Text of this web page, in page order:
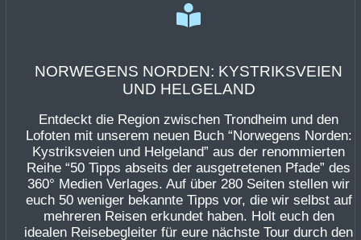
NORWEGENS NORDEN: KYSTRIKSVEIEN
UND HELGELAND
Entdeckt die Region zwischen Trondheim und den
Lofoten mit unserem neuen Buch “Norwegens Norden:
Kystriksveien und Helgeland” aus der renommierten
Reihe “50 Tipps abseits der ausgetretenen Pfade” des
360° Medien Verlages. Auf über 280 Seiten stellen wir
euch 50 weniger bekannte Tipps vor, die wir selbst auf
mehreren Reisen erkundet haben. Holt euch den
idealen Reisebegleiter für eure nächste Tour durch den